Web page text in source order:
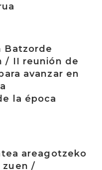
Batzorde
/ II reunión de
avanzar en
la época
areagotzeko
zuen /